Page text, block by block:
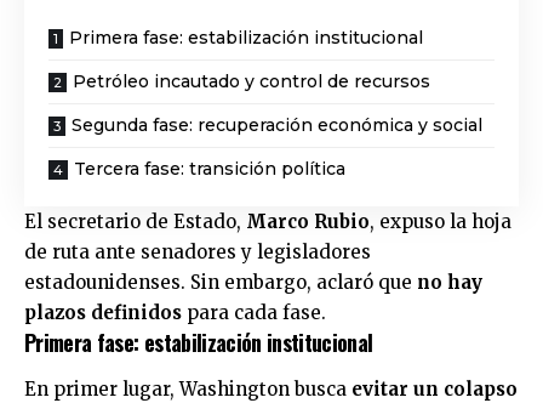
Primera fase: estabilización institucional
Petróleo incautado y control de recursos
Segunda fase: recuperación económica y social
Tercera fase: transición política
El secretario de Estado, Marco Rubio, expuso la hoja
de ruta ante senadores y legisladores
estadounidenses. Sin embargo, aclaró que no hay
plazos definidos para cada fase.
Primera fase: estabilización institucional
En primer lugar,Washingtonbusca evitar un colapso